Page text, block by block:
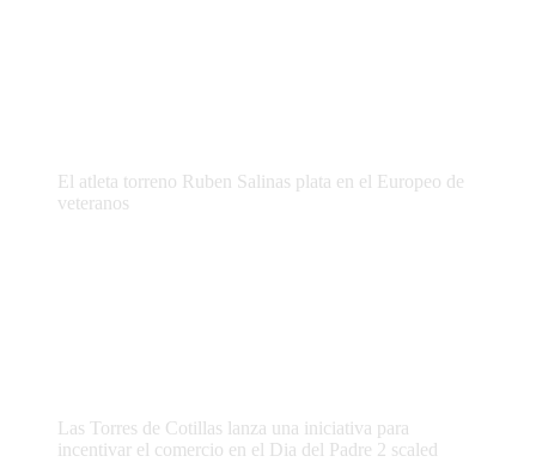
El atleta torreno Ruben Salinas plata en el Europeo de
veteranos
Las Torres de Cotillas lanza una iniciativa para
incentivar el comercio en el Dia del Padre 2 scaled